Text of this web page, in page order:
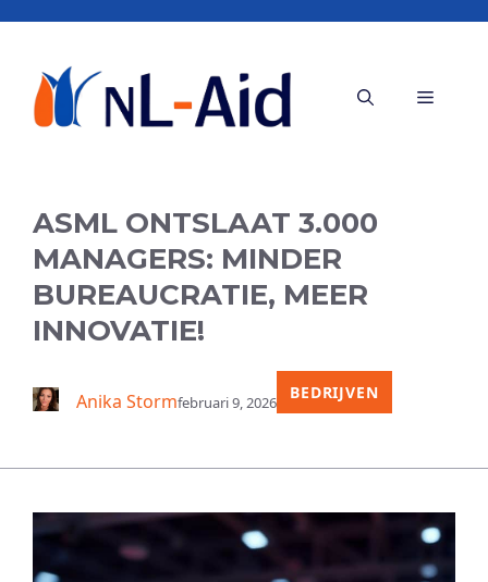
inhoud
Menu
ASML ONTSLAAT 3.000
MANAGERS: MINDER
BUREAUCRATIE, MEER
INNOVATIE!
Anika Stormfebruari 9, 2026 BEDRIJVEN